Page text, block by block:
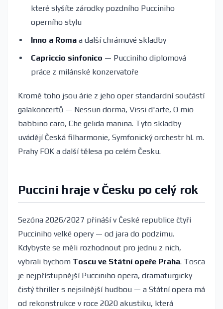
které slyšíte zárodky pozdního Pucciniho
operního stylu
Inno a Roma a další chrámové skladby
Capriccio sinfonico — Pucciniho diplomová
práce z milánské konzervatoře
Kromě toho jsou árie z jeho oper standardní součástí
galakoncertů — Nessun dorma, Vissi d'arte, O mio
babbino caro, Che gelida manina. Tyto skladby
uvádějí Česká filharmonie, Symfonický orchestr hl. m.
Prahy FOK a další tělesa po celém Česku.
Puccini hraje v Česku po celý rok
Sezóna 2026/2027 přináší v České republice čtyři
Pucciniho velké opery — od jara do podzimu.
Kdybyste se měli rozhodnout pro jednu z nich,
vybrali bychom Toscu ve Státní opeře Praha. Tosca
je nejpřístupnější Pucciniho opera, dramaturgicky
čistý thriller s nejsilnější hudbou — a Státní opera má
od rekonstrukce v roce 2020 akustiku, která